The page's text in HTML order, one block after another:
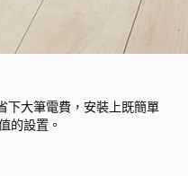
下大筆電費，安裝上既簡單
的設置。